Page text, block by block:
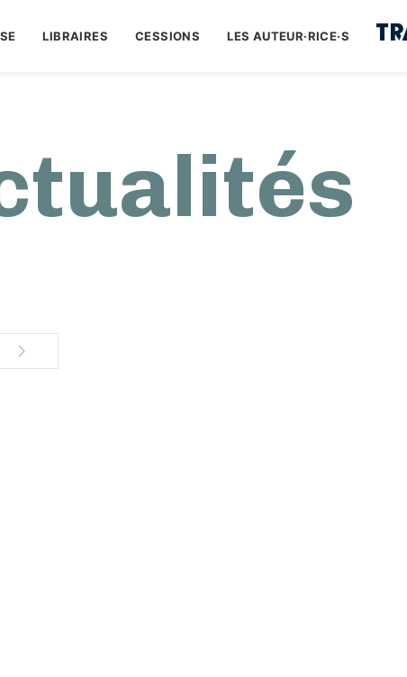
LIBRAIRES CESSIONS LES AUTEUR·RICE·S